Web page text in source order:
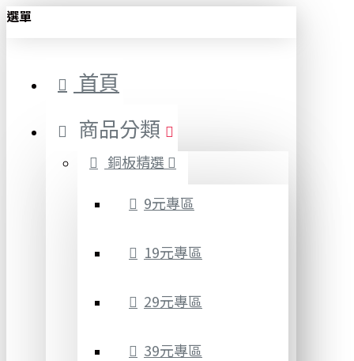
選單
首頁
商品分類
銅板精選
9元專區
19元專區
29元專區
39元專區